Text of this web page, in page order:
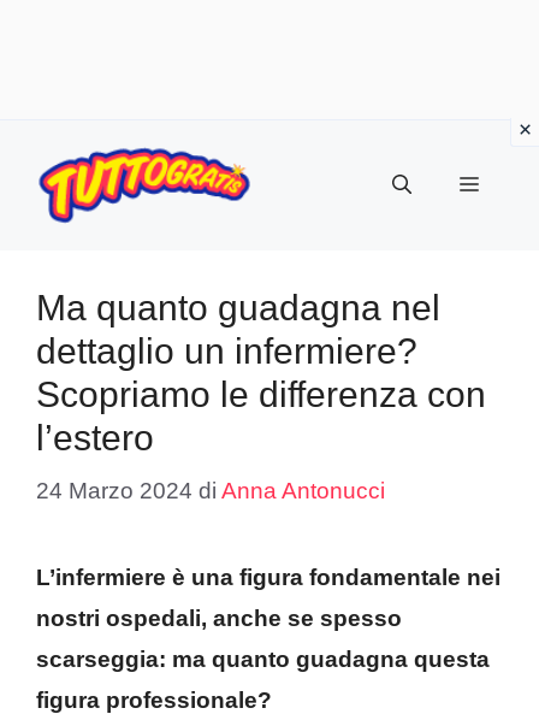
contenuto
Menu
Ma quanto guadagna nel
dettaglio un infermiere?
Scopriamo le differenza con
l’estero
24 Marzo 2024 di Anna Antonucci
L’infermiere è una figura fondamentale nei
nostri ospedali, anche se spesso
scarseggia: ma quanto guadagna questa
figura professionale?